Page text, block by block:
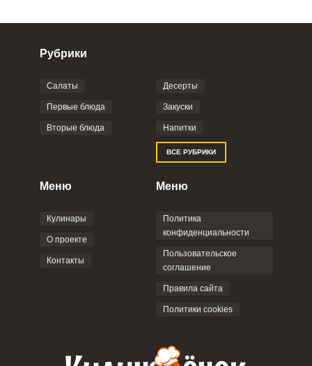
Фото до 4 шт, до 5 mb
Отправляя эту форму, вы соглашаетесь с
Политикой
Пользовательским
соглашением
Рубрики
Салаты
Первые блюда
Вторые блюда
Десерты
Закуски
Напитки
ВСЕ РУБРИКИ
Меню
Кулинары
О проекте
Контакты
Меню
Политика
конфиденциальности
Пользовательское
соглашение
Правила сайта
Политики cookies